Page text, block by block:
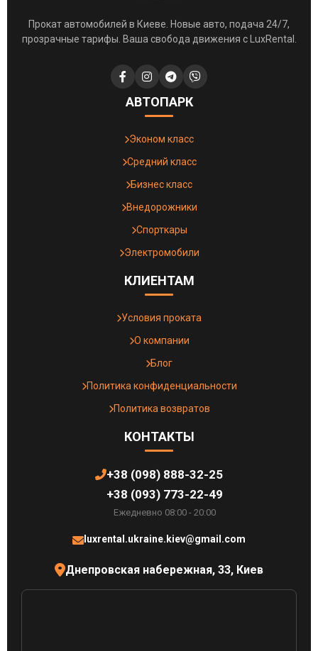
Прокат автомобилей в Киеве. Новые авто, подача 24/7,
прозрачные тарифы. Ваша свобода движения с LuxRental.
АВТОПАРК
Эконом класс
Средний класс
Бизнес класс
Внедорожники
Спорткары
Электромобили
КЛИЕНТАМ
Условия проката
О компании
Блог
Политика конфиденциальности
Политика возвратов
КОНТАКТЫ
+38 (098) 888-32-25
+38 (093) 773-22-49
Ежедневно 08:00 - 20:00
luxrental.ukraine.kiev@gmail.com
Днепровская набережная, 33, Киев